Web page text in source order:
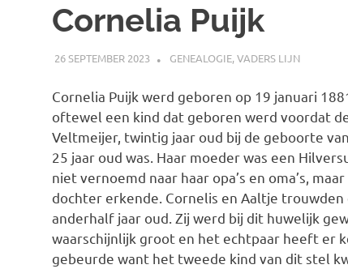
Cornelia Puijk
26 SEPTEMBER 2023 MARJOLEIN
GENEALOGIE,VADERS LIJN
Cornelia Puijk werd geboren op 19 januari
oftewel een kind dat geboren werd voordat
Veltmeijer, twintig jaar oud bij de geboorte
25 jaar oud was. Haar moeder was een
niet vernoemd naar haar opa’s en oma’s,
dochter erkende. Cornelis en Aaltje
anderhalf jaar oud. Zij werd bij dit huwelijk
waarschijnlijk groot en het echtpaar heeft er
gebeurde want het tweede kind van dit stel